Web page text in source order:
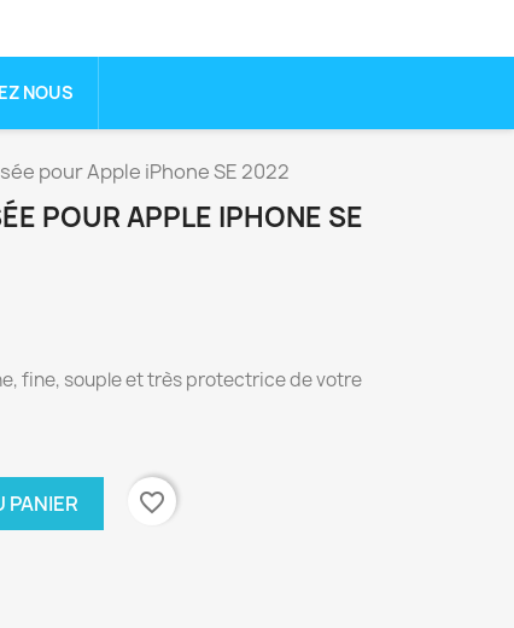
NOUS
pour Apple iPhone SE 2022
POUR APPLE IPHONE SE
fine, souple et très protectrice de votre
PANIER favorite_border